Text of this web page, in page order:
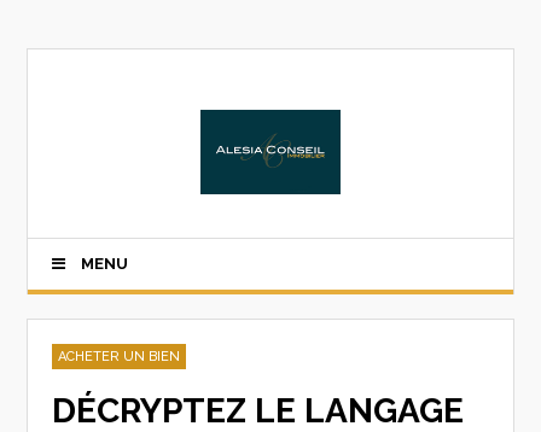
MENU
ACHETER UN BIEN
DÉCRYPTEZ LE LANGAGE